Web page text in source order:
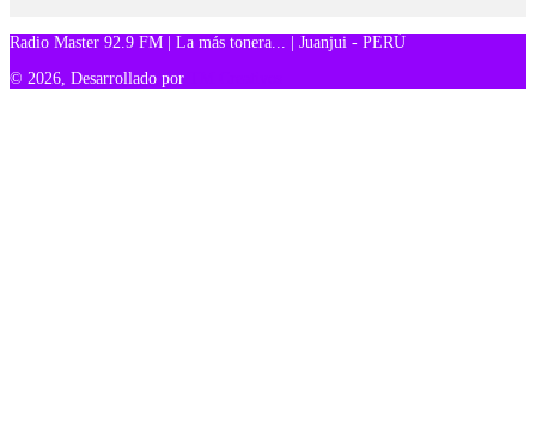
Radio Master 92.9 FM | La más tonera... | Juanjui - PERÚ
© 2026, Desarrollado por